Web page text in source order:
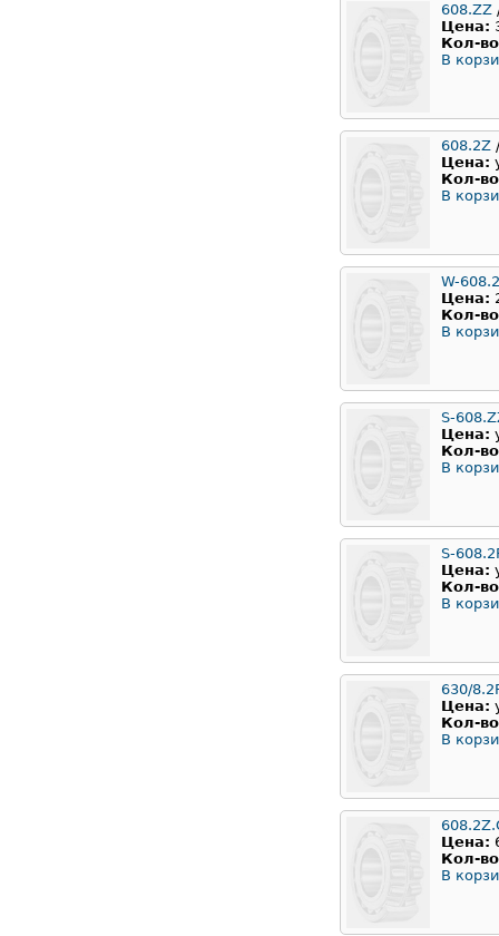
608.ZZ
Цена:
Кол-
В
608.2Z
Цена:
Кол-
В
W-
Цена:
Кол-
В
S-
Цена:
Кол-
В
S-
Цена:
Кол-
В
630/
Цена:
Кол-
В
Цена:
Кол-
В